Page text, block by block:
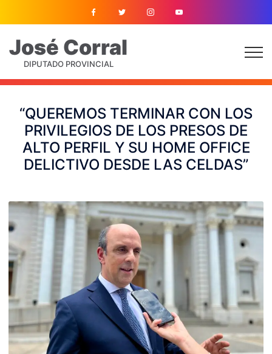
José Corral
DIPUTADO PROVINCIAL
“QUEREMOS TERMINAR CON LOS
PRIVILEGIOS DE LOS PRESOS DE
ALTO PERFIL Y SU HOME OFFICE
DELICTIVO DESDE LAS CELDAS”